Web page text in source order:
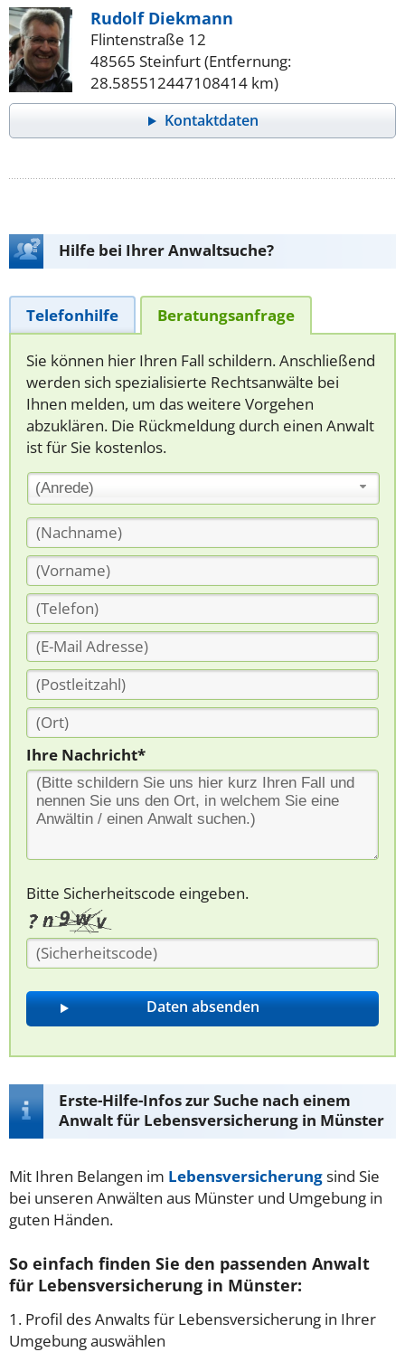
Rudolf Diekmann
Flintenstraße 12
48565 Steinfurt (Entfernung:
28.585512447108414 km)
Kontaktdaten
Hilfe bei Ihrer Anwaltsuche?
Telefonhilfe Beratungsanfrage
Sie können hier Ihren Fall schildern. Anschließend
werden sich spezialisierte Rechtsanwälte bei
Ihnen melden, um das weitere Vorgehen
abzuklären. Die Rückmeldung durch einen Anwalt
ist für Sie kostenlos.
(Anrede)
Ihre Nachricht*
Bitte Sicherheitscode eingeben.
Erste-Hilfe-Infos zur Suche nach einem
Anwalt für Lebensversicherung in Münster
Mit Ihren Belangen im Lebensversicherungsind Sie
bei unseren Anwälten aus Münster und Umgebung in
guten Händen.
So einfach finden Sie den passenden Anwalt
für Lebensversicherung in Münster:
1. Profil des Anwalts für Lebensversicherung in Ihrer
Umgebung auswählen